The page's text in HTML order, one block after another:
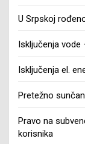
U Srpskoj
Isključenja vode
Isključenja el.
Pretežno
Pravo na
korisnika